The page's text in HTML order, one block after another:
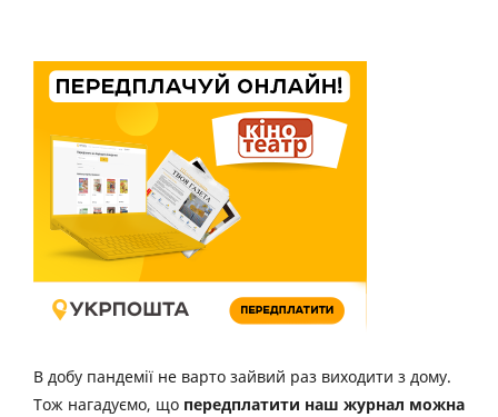
В добу пандемії не варто зайвий раз виходити з дому.
Тож нагадуємо, що передплатити наш журнал можна